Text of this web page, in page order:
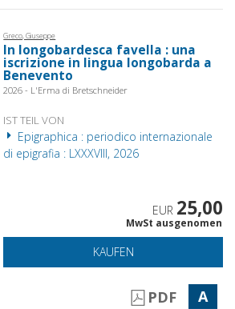
Greco, Giuseppe
In longobardesca favella : una
iscrizione in lingua longobarda a
Benevento
2026 - L'Erma di Bretschneider
IST TEIL VON
Epigraphica : periodico internazionale
di epigrafia : LXXXVIII, 2026
EUR 25,00
MwSt ausgenomen
KAUFEN
PDF A